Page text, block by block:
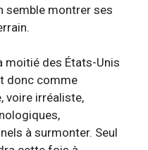
semble montrer ses
moitié des États-Unis
donc comme
voire irréaliste,
à surmonter. Seul